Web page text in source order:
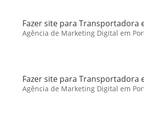
Fazer site para Transportadora
Agência de Marketing Digital em
Fazer site para Transportadora
Agência de Marketing Digital em